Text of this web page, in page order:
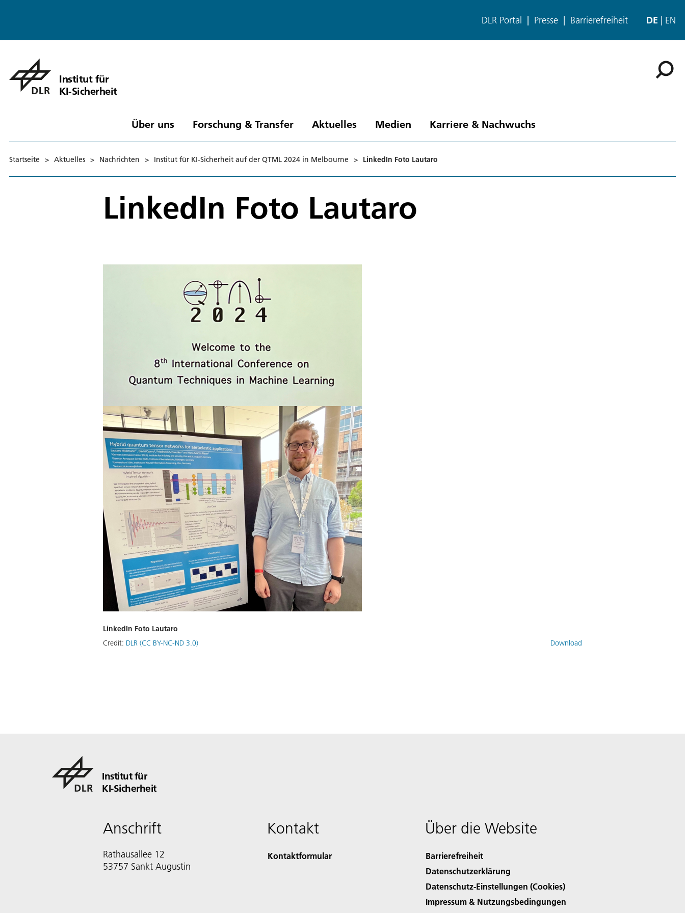
DLR Portal Presse Barrierefreiheit DE EN
Institut für
KI-Sicherheit
Über uns Forschung & Transfer Aktuelles Medien Karriere & Nachwuchs
Startseite > Aktuelles > Nachrichten > Institut für KI-Sicherheit auf der QTML 2024 in Melbourne > LinkedIn Foto Lautaro
LinkedIn Foto Lautaro
LinkedIn Foto Lautaro
Credit: DLR (CC BY-NC-ND 3.0) Download
Institut für
KI-Sicherheit
Anschrift
Rathausallee 12
53757 Sankt Augustin
Kontakt
Kontaktformular
Über die Website
Barrierefreiheit
Datenschutzerklärung
Datenschutz-Einstellungen (Cookies)
Impressum & Nutzungsbedingungen